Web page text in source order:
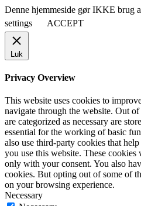
Denne hjemmeside gør IKKE brug
settings
ACCEPT
Luk
Privacy Overview
This website uses cookies to
navigate through the website. Out
are categorized as necessary are
essential for the working of basic
also use third-party cookies that
you use this website. These
only with your consent. You also
cookies. But opting out of some of
on your browsing experience.
Necessary